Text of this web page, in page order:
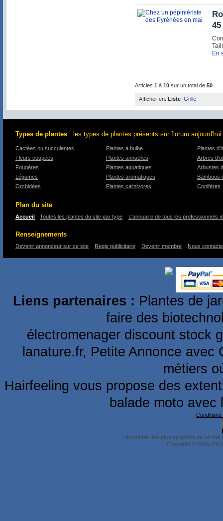
En
Articles 1 à 10 sur un total de 50
Afficher en: Liste Grille
Types de plantes : les types de plantes présents sur florum
Cactées ou succulentes
Fleurs coupées
Fougères
Légumes
Orchidées
Plantes à bulbe
Plantes annuelles
Plantes aquatiques
Plantes aromatiques
Plantes carnivores
Plantes
Arbres
Arbustes
Bambous
Conifères
Plan du site
Accueil Toutes les plantes du site par type L'annuaire de tous les professionnels
Renseignements
Devenir annonceur sur ce site Regie publicitaire Devenir membre Nous
Liens partenaires : Plantes de
faire des
électromenager discount stock
lanature.fr, Petite Annonce avec
métiers
Hairfeeling vous propose des
balade moto avec
Conditions
L'ensemble des photographies de ce
Copyright © 2006-